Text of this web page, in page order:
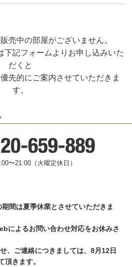
売中の部屋がございません。
下記フォームよりお申し込みいた
だくと
先的にご案内させていただきま
す。
〜21:00（火曜定休日）
間は夏季休業とさせていただきま
によるお問い合わせ対応をお休みさ
、ご連絡につきましては、8月12日
頂きます。